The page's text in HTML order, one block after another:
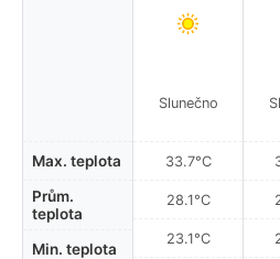
Max. teplota
Prům.
teplota
Min. teplota
Slunečno
33.7°C
28.1°C
23.1°C